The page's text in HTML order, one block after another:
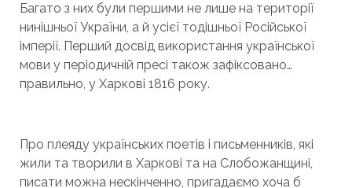
Багато з них були першими не лише на території
нинішньої України, а й усієї тодішньої Російської
імперії. Перший досвід використання української
мови у періодичній пресі також зафіксовано…
правильно, у Харкові 1816 року.
Про плеяду українських поетів і письменників, які
жили та творили в Харкові та на Слобожанщині,
писати можна нескінченно, пригадаємо хоча б